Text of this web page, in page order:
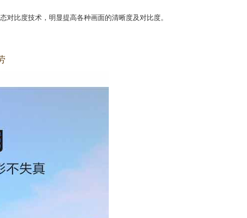
比度技术，明显提高各种画面的清晰度及对比度。